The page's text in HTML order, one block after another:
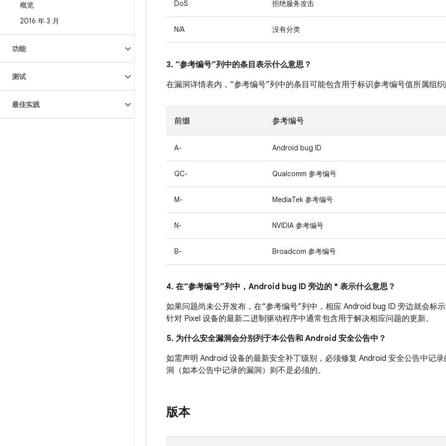
概览
2016 年 3 月
功能
测试
最佳实践
DoS 拒绝服务攻击
N/A 没有分类
3. “参考编号”列中的条目表示什么意思？
在漏洞详情表内，“参考编号”列中的条目可能包含用于标识参考编号值所属组
前缀 参考编号
A- Android bug ID
QC- Qualcomm 参考编号
M- MediaTek 参考编号
N- NVIDIA 参考编号
B- Broadcom 参考编号
4. 在“参考编号”列中，Android bug ID 旁边的 * 表示什么意思？
如果问题尚未公开发布，在“参考编号”列中，相应 Android bug ID 旁边就会标
针对 Pixel 设备的最新二进制驱动程序中通常包含用于解决相应问题的更新。
5. 为什么安全漏洞会分别列于本公告和 Android 安全公告中？
如需声明 Android 设备的最新安全补丁级别，必须修复 Android 安全公告中记
洞（如本公告中记录的漏洞）则不是必须的。
版本